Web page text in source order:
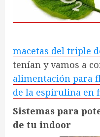
macetas del triple
tenían y vamos a
alimentación para
de la espirulina en
Sistemas para
de tu indoor